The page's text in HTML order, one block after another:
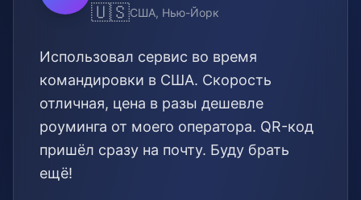
🇺🇸США, Нью-Йорк
Использовал сервис во время
командировки в США. Скорость
отличная, цена в разы дешевле
роуминга от моего оператора. QR-код
пришёл сразу на почту. Буду брать
ещё!